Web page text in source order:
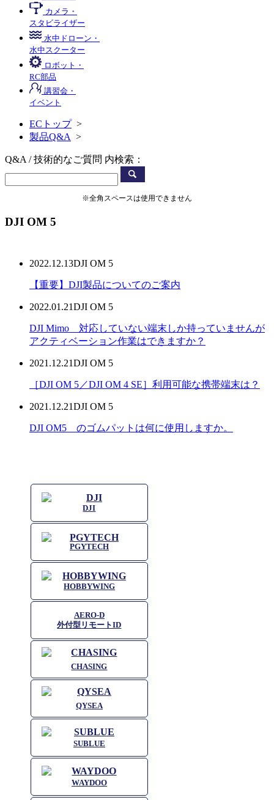
カメラ・
スタビライザー
水中ドローン・
水中スクーター
ロボット・
RC部品
講習会・
イベント
ECトップ>
製品Q&A >
Q&A / 技術的なご質問 内検索：
※全角スペースは使用できません
DJI OM 5
2022.12.13DJI OM 5
【重要】DJI製品についてのご案内
2022.01.21DJI OM 5
DJI Mimo 対応していない端末しか持っていませんが
アクティベーション作業はできますか？
2021.12.21DJI OM 5
［DJI OM 5／DJI OM 4 SE］利用可能な携帯端末は？
2021.12.21DJI OM 5
DJI OM5 のゴムパットは何に使用しますか。
DJI
PGYTECH
HOBBYWING
AERO-D
外付型リモートID
CHASING
QYSEA
SUBLUE
WAYDOO